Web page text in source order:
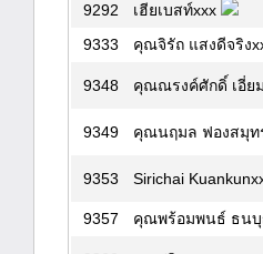
9292
เฮียเบสท์xxx
9333
คุณจิรัถ แสงดีจริง
9348 คุณณรงค์ศักดิ์ เอี่ย
9349 คุณนฤมล ฟองสมุท
9353 Sirichai
9357
คุณพร้อมพนธ์ ธน